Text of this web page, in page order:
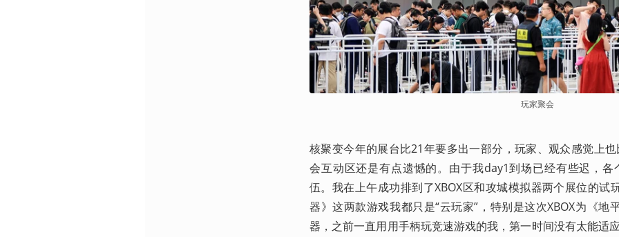
玩家聚会
核聚变今年的展台比21年要多出一部分，玩家、观众感觉上
会互动区还是有点遗憾的。由于我day1到场已经有些迟，
伍。我在上午成功排到了XBOX区和攻城模拟器两个展位的试
器》这两款游戏我都只是“云玩家”，特别是这次XBOX为《地
器，之前一直用用手柄玩竞速游戏的我，第一时间没有太能适